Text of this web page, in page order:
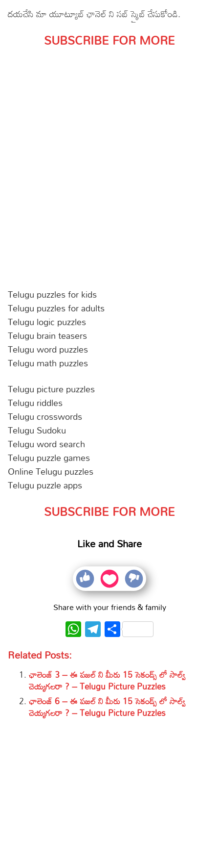
దయచేసి మా యూట్యూబ్ ఛానెల్ ని సబ్ స్క్రైబ్ చేసుకోండి.
SUBSCRIBE FOR MORE
Telugu puzzles for kids
Telugu puzzles for adults
Telugu logic puzzles
Telugu brain teasers
Telugu word puzzles
Telugu math puzzles
Telugu picture puzzles
Telugu riddles
Telugu crosswords
Telugu Sudoku
Telugu word search
Telugu puzzle games
Online Telugu puzzles
Telugu puzzle apps
SUBSCRIBE FOR MORE
Like and Share
Share with your friends & family
WhatsApp
Telegram
Share
Related Posts:
ఛాలెంజ్ 3 – ఈ పజల్ ని మీరు 15 సెకండ్స్ లో సాల్వ్
చెయ్యగలరా ? – Telugu Picture Puzzles
ఛాలెంజ్ 6 – ఈ పజల్ ని మీరు 15 సెకండ్స్ లో సాల్వ్
చెయ్యగలరా ? – Telugu Picture Puzzles